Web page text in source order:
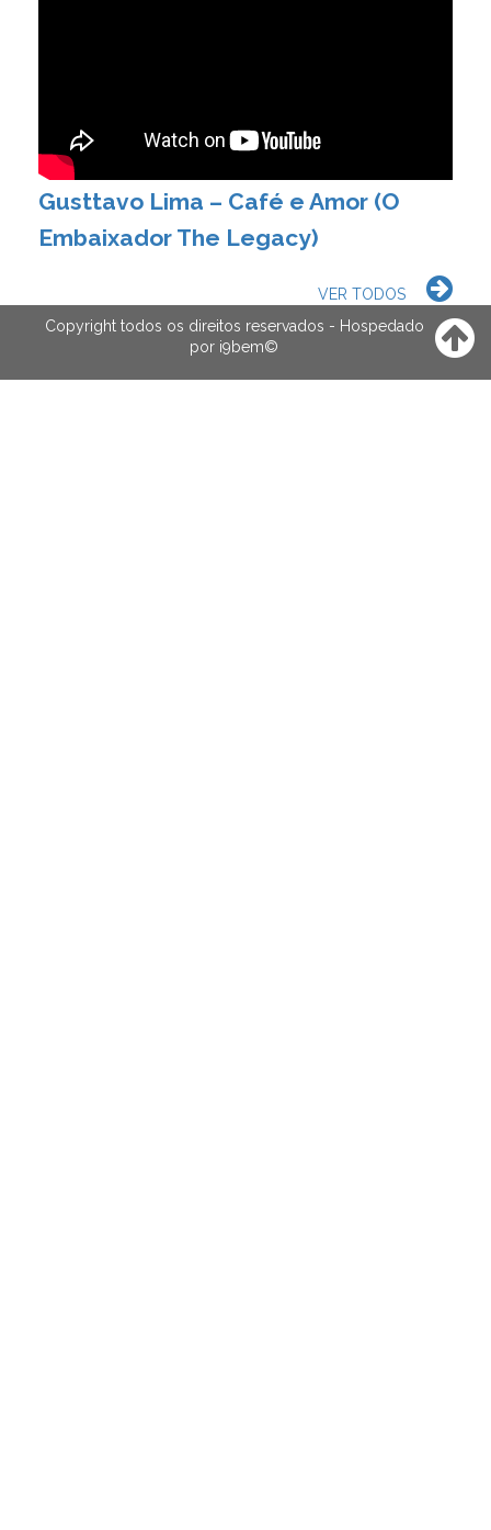
Gusttavo Lima – Café e Amor (O
Embaixador The Legacy)
VER TODOS
Copyright todos os direitos reservados - Hospedado
por i9bem©